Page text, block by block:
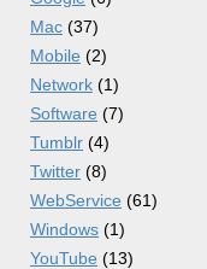
Mac (37)
Mobile (2)
Network (1)
Software (7)
Tumblr (4)
Twitter (8)
WebService (61)
Windows (1)
YouTube (13)